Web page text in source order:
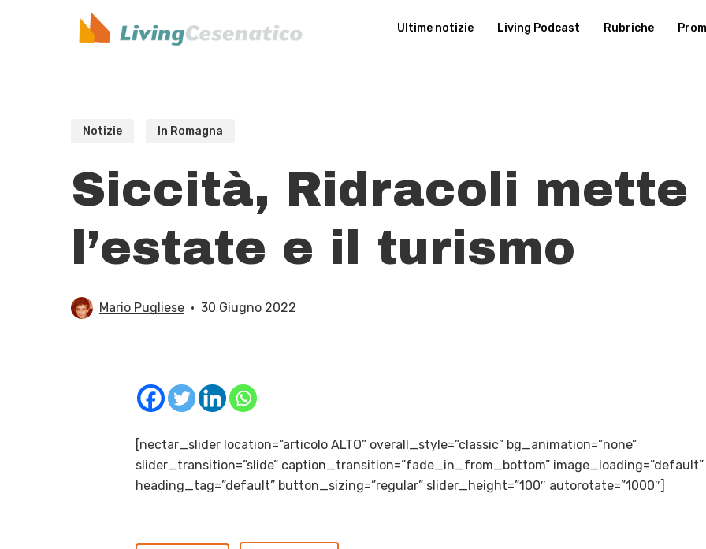
Ultime notizie Living Podcast Rubriche
Notizie In Romagna
Siccità, Ridracoli mette
l’estate e il turismo
Mario Pugliese 30 Giugno 2022
[nectar_slider location=”articolo ALTO” overall_style=”classic” bg_animation=”none”
slider_transition=”slide” caption_transition=”fade_in_from_bottom” image_loading=”default”
heading_tag=”default” button_sizing=”regular” slider_height=”100″ autorotate=”1000″]